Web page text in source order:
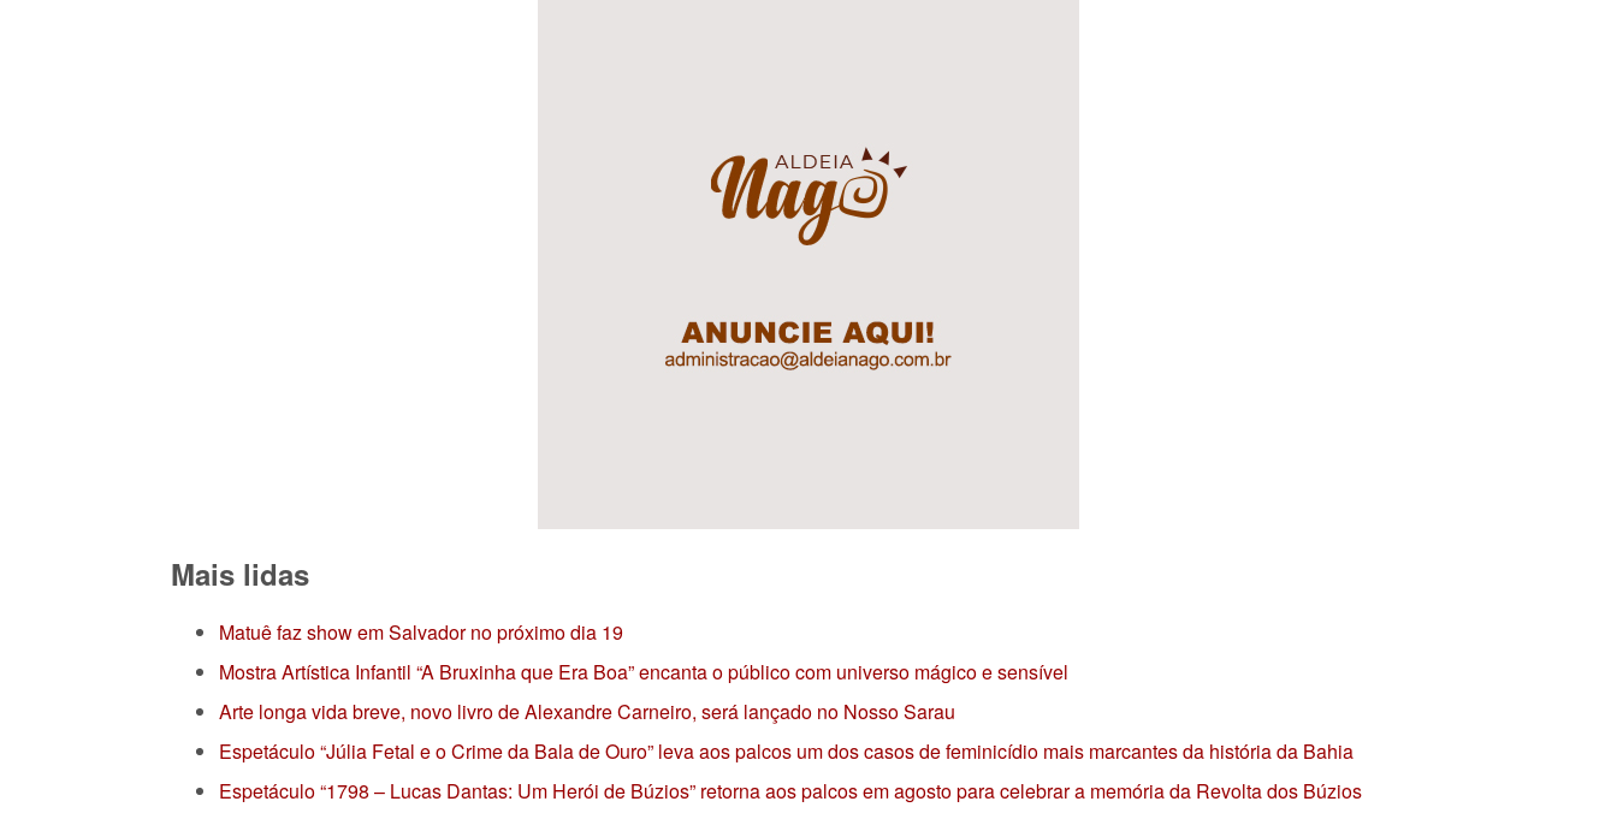
Mais lidas
Matuê faz show em Salvador no próximo dia 19
Mostra Artística Infantil “A Bruxinha que Era Boa” encanta o público com universo mágico e sensível
Arte longa vida breve, novo livro de Alexandre Carneiro, será lançado no Nosso Sarau
Espetáculo “Júlia Fetal e o Crime da Bala de Ouro” leva aos palcos um dos casos de feminicídio mais marcantes da história da Bahia
Espetáculo “1798 – Lucas Dantas: Um Herói de Búzios” retorna aos palcos em agosto para celebrar a memória da Revolta dos Búzios